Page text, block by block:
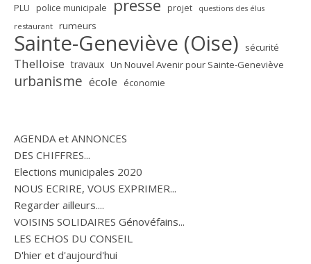
PLU police municipale presse projet questions des élus
restaurant rumeurs
Sainte-Geneviève (Oise) sécurité
Thelloise travaux Un Nouvel Avenir pour Sainte-Geneviève
urbanisme école économie
AGENDA et ANNONCES
DES CHIFFRES...
Elections municipales 2020
NOUS ECRIRE, VOUS EXPRIMER...
Regarder ailleurs....
VOISINS SOLIDAIRES Génovéfains...
LES ECHOS DU CONSEIL
D'hier et d'aujourd'hui